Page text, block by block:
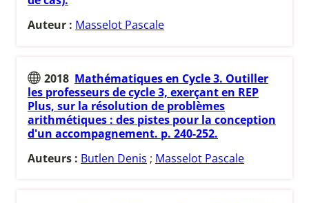
Auteur : Masselot Pascale
2018 Mathématiques en Cycle 3. Outiller
les professeurs de cycle 3, exerçant en REP
Plus, sur la résolution de problèmes
arithmétiques : des pistes pour la conception
d'un accompagnement. p. 240-252.
Auteurs : Butlen Denis ; Masselot Pascale